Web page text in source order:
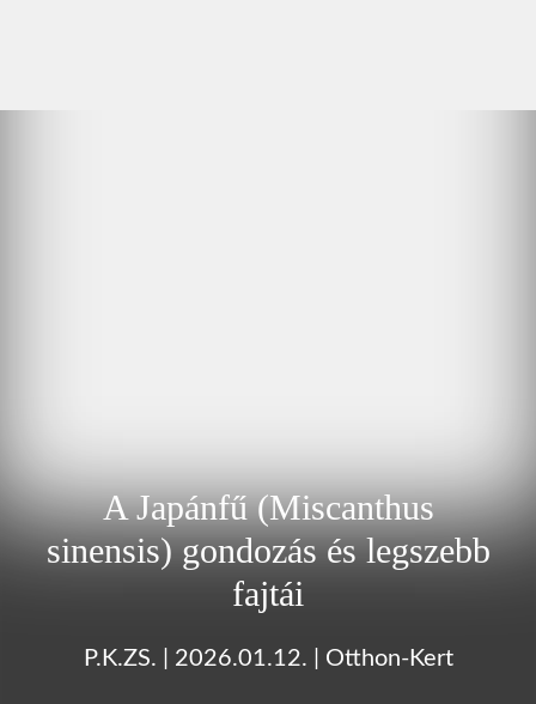
A Japánfű (Miscanthus
sinensis) gondozás és legszebb
fajtái
P.K.ZS. 2026.01.12. Otthon-Kert